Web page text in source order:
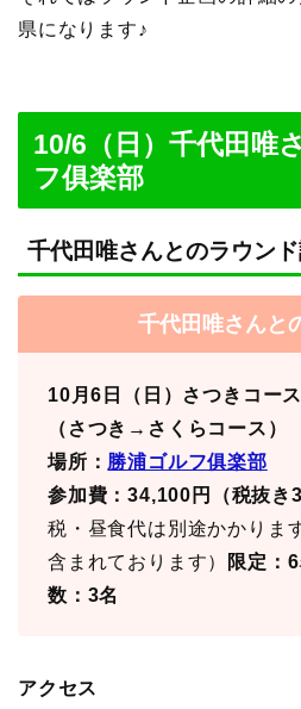
県になります♪
10/6（日）千代田唯
フ俱楽部
千代田唯さんとのラウン
千代田唯さんと
10月6日（日）さつきコー
（さつき→さくらコース）
場所： 勝浦ゴルフ俱楽部
参加費：34,100円（税抜き
税・昼食代は別途かかりま
含まれております）
限定：6
数：3名
アクセス